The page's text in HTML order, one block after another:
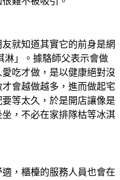
就知道其實它的前身是網
淋」。據駱師父表示會做
吃才做，是以健康絕對沒
會越做越多，進而做起宅
等太久，於是開店讓像是
，不必在家排隊枯等冰淇
，櫃檯的服務人員也會在